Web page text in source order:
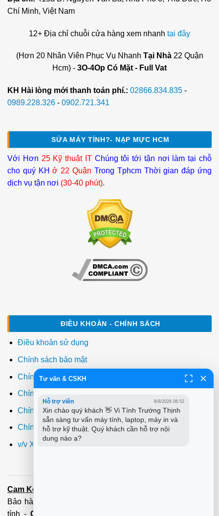
Chí Minh, Việt Nam
12+ Địa chỉ chuỗi cửa hàng xem nhanh tại đây
(Hơn 20 Nhân Viên Phục Vụ Nhanh Tại Nhà22 Quận
Hcm) - 3O-4Op Có Mặt - Full Vat
KH Hài lòng mới thanh toán phí.: 02866.834.835 -
0989.228.326 - 0902.721.341
SỬA MÁY TÍNH?- NẠP MỰC HCM
Với Hơn 25 Kỹ thuật ITChúng tôi tới tận nơi làm tại chỗ
cho quý KHở 22 Quận Trong Tphcm Thời gian đáp ứng
dịch vụ tận nơi (30-40 phút).
ĐIỀU KHOẢN - CHÍNH SÁCH
Điều khoản sử dụng
Chính sách bảo mật
Chính sách thanh toán
Chính sách giao hàng
Chính sách đổi trả
Chính sách bảo hành
v/v Xuất hóa đơn đỏ VAT
Cam Kết:
Bảo hành tận tâm - Xuất hóa đơn đỏ đầy đủ
tính - Cài Win Tận Nơi
Tư vấn & CSKH
Hỗ trợ viên 8/8/2026 06:52
Xin chào quý khách 👋 Vi Tính Trường Thịnh
sẵn sàng tư vấn máy tính, laptop, máy in và
hỗ trợ kỹ thuật. Quý khách cần hỗ trợ nội
dung nào ạ?